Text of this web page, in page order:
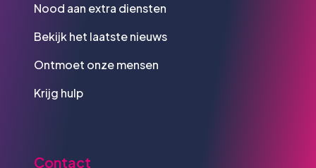
Nood aan extra diensten
Bekijk het laatste nieuws
Ontmoet onze mensen
Krijg hulp
Contact